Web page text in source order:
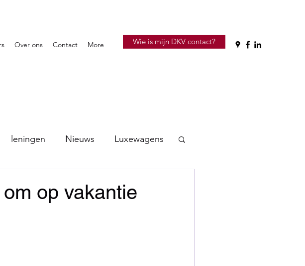
Over ons Contact More Wie is mijn DKV contact?
leningen Nieuws Luxewagens
op vakantie